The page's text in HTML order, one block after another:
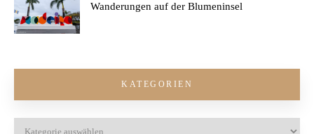
Wanderungen auf der Blumeninsel
KATEGORIEN